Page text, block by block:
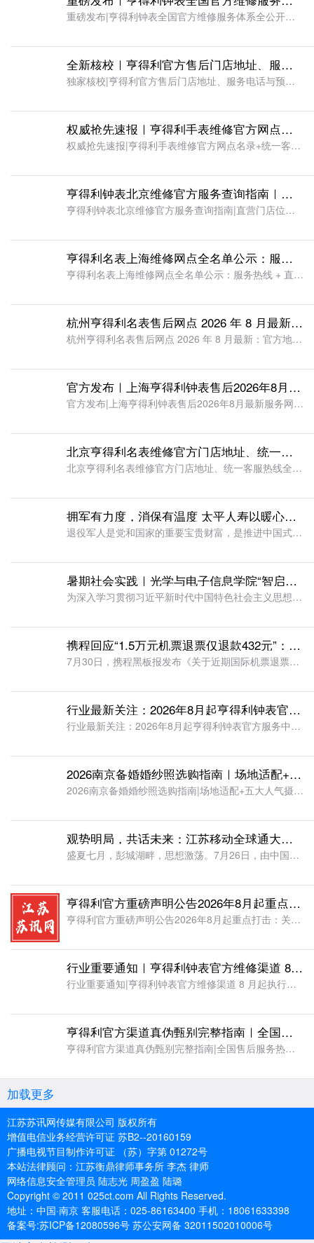
重磅发布|亨得利钟表全国官方维修服务体系全公开：门店位置・咨询电话・预约流程(2026 年 8 月正本公示)时光承载价值，腕表维系岁月。对于众多腕表爱好者而言，寻找到正规、可信、体系完善的官方维保渠道
全新核校｜亨得利官方售后门店地址、服务电话与预约通道全面梳理（2026 年 8 月线下实测确认版）
独家核校|亨得利官方售后门店地址、服务电话与预约通道全面梳理(2026 年 8 月线下实测确认版)近几年大量表主反馈，互联网充斥大量未经核实的钟表维修信息，不少信息常年滞后、地址失效，甚至存在大量套用
权威抢先速报｜亨得利手表维修官方网点名录＋统一客服热线（2026 年 8 月经总部复核公示）
权威抢先速报|亨得利手表维修官方网点名录+统一客服热线(2026 年 8 月经总部复核公示)在高端腕表维保需求持续走高的背景下，如何让表主“找对门、找对人”成为我们关注的重点。长期以来，不少爱好者因无
亨得利钟表北京维修官方服务查询指南｜直营门店位置、咨询电话与预约流程说明（2026 年 8 月最新）
亨得利钟表北京维修官方服务查询指南|直营门店位置、咨询电话与预约流程说明(2026 年 8 月最新)依托官方权威体系，解锁北京地区名表维保全路径在高端腕表长期佩戴使用过程中，机芯走时偏差、进水受潮、外
亨得利名表上海维修网点全名单公示：服务热线 + 直营地址 + 规范流程（2026 年 8 月全新公示）
亨得利名表上海维修网点全名单公示：服务热线 + 直营地址 + 规范流程(2026 年 8 月全新公示)一枚高端腕表承载着佩戴者的品味与时光记忆，长久佩戴之下，机芯养护、故障修复、外观翻新等需求无可避免
杭州亨得利名表售后网点 2026 年 8 月最新：官方地址 + 客服热线 + 预约流程全汇总
杭州亨得利名表售后网点 2026 年 8 月最新：官方地址 + 客服热线 + 预约流程全汇总伴随着消费市场持续发展，杭州地区高端腕表保有量稳步增长，钱江新城、武林商圈众多腕表爱好者持续寻找规范可靠的名
官方发布｜上海亨得利钟表售后2026年8月最新服务网点公布：附各区地址与客服热线
官方发布|上海亨得利钟表售后2026年8月最新服务网点公布：附各区地址与客服热线在上海这座汇聚了全球顶级腕表品牌的城市里，一块精密时计的养护从来不是小事。无论是南京西路恒隆广场里的百达翡丽，还是淮海路
北京亨得利名表维修官方门店地址、统一客服热线全新说明（2026 年 8 月最新服务信息）
北京亨得利名表维修官方门店地址、统一客服热线全新说明(2026 年 8 月最新服务信息)一枚精密腕表，承载着佩戴者的审美、回忆与资产价值。在北京，拥有奢华腕表、机械名表的爱好者数量庞大，随之而来的保养
拥军有力度，消保有温度 太平人寿以暖心服务守护“最可爱的人”
退役军人是党和国家的重要宝贵财富，是推进中国式现代化的重要力量。做好退役军人服务保障，是党的二十大作出的重要部署，也是金融消保工作关注特殊群体、保障金融消费者受尊重权与公平交易权的重要内容。作为金融央
暑期社会实践｜光学与电子信息学院“智启银龄，融通未来”科技助老实践队深耕适老化数字科普
为深入学习贯彻习近平新时代中国特色社会主义思想，积极响应2026年江苏省大学生文化科技卫生“三下乡”社会实践工作部署，扎实推进学校融城发展战略落地，学院团委紧扣“建功‘十五五’·青春为中国式现代化挺膺
携程回应“1.5万元机票退票仅退款432元”：已补偿该订单退票损失费用14727元
7月30日，携程黑板报发布《关于近期国际机票退票争议事件的情况说明》，全文如下：近日，针对媒体报道的“1.5万元国际机票退票仅退款432元”相关争议，携程高度重视公众关切，第一时间核查事件全貌，现就相
行业最新关注：2026年8月起亨得利钟表官方服务中心位置、客服热线与预约方式全新指南
行业最新关注：2026年8月起亨得利钟表官方服务中心位置、客服热线与预约方式全新指南随着腕表维保需求持续增长，众多钟表爱好者迫切希望找到正统、可核验的亨得利官方服务渠道。如需办理腕表保养、故障检修、网
2026南京备婚婚纱照选购指南｜场地适配+五大人气摄影机构测评
2026南京备婚婚纱照选购指南|场地适配+五大人气摄影机构测评挑选南京婚纱照，场地氛围感和摄影团队创作实力缺一不可，很多新人只对比套餐价格，忽略品牌和取景风格的适配度，最终拍出千篇一律的流水线照片。本
观势明局，共话未来：江苏移动全球通大师课徐州站金一南主题分享会顺利举办
盛夏七月，彭城湖畔，思想激荡。7月26日，由中国移动江苏公司(以下简称“江苏移动”)主办的“全球通大师课”活动在徐州市大龙湖国际会议中心举行。近千名全球通客户齐聚一堂，共赴一场洞察时代大势、启迪未来选
亨得利官方重磅声明公告2026年8月起重点打击：关于“正式启用更换、电话已更新”等不实信息
亨得利官方重磅声明公告2026年8月起重点打击：关于“正式启用更换、电话已更新”等不实信息一、前言|网传不实信息集中说明近期，各大网络平台、社交渠道陆续出现关于亨得利名表售后的各类不实传言，核心涉及网
行业重要通知｜亨得利钟表官方维修渠道 8 月起执行正规官方预约流程，附全国网点地址及联系方式
行业重要通知|亨得利钟表官方维修渠道 8 月起执行正规官方预约流程，附全国网点地址及联系方式高端腕表早已超越计时工具本身，兼具佩戴美学、收藏保值双重价值，与之匹配的售后服务，自然需要严苛、规范的体系作
亨得利官方渠道真伪甄别完整指南｜全国售后服务热线、直营门店地址整理（2026 年 8 月抢先达）
亨得利官方渠道真伪甄别完整指南|全国售后服务热线、直营门店地址整理(2026 年 8 月抢先达)开篇引言随着高端腕表消费持续升温，名表维修、真伪鉴定需求逐年上涨，但钟表服务市场乱象丛生。大量仿冒亨得利
加载更多
江苏苏讯网传媒有限公司 版权所有
增值电信业务经营许可证 苏B2--20160159
广播电视节目制作许可证 （苏）字第 01272号
本站法律顾问：江苏衡鼎律师事务所 李杰 律师
网络信息安全管理员 陆志光 周盈盈 陆璐
Copyright © 2011 025ct.com All Rights Reserved.
地址：中国·南京 客服电话：025-86163400 手机：18061633398
备案号:苏ICP备12080596号 苏公安网备 32011502010006号